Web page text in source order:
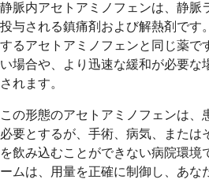
静脈内アセトアミノフェンは、静脈
投与される鎮痛剤および解熱剤です
するアセトアミノフェンと同じ薬で
い場合や、より迅速な緩和が必要な
されます。
この形態のアセトアミノフェンは、
必要とするが、手術、病気、または
を飲み込むことができない病院環境
ームは、用量を正確に制御し、あな